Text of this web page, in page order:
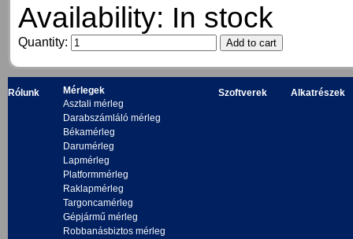
Availability: In stock
Quantity:
Rólunk
Mérlegek
Asztali mérleg
Darabszámláló mérleg
Békamérleg
Darumérleg
Lapmérleg
Platformmérleg
Raklapmérleg
Targoncamérleg
Gépjármű mérleg
Robbanásbiztos mérleg
Szoftverek Alkatrészek